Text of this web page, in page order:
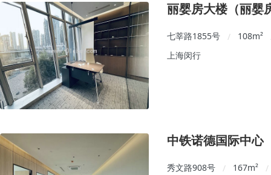
丽婴房大楼（丽婴
七莘路1855号 / 108m²
上海闵行
中铁诺德国际中心
秀文路908号 / 167m²
/